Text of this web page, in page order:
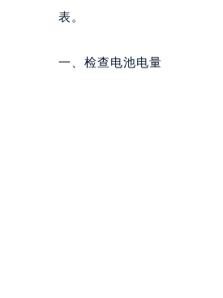
广州市天河
惠州市惠
厦门市思
福州市鼓
成都市锦
重庆市江
长沙市芙
郑州市二
太原市迎
表。
一、检查电池电量